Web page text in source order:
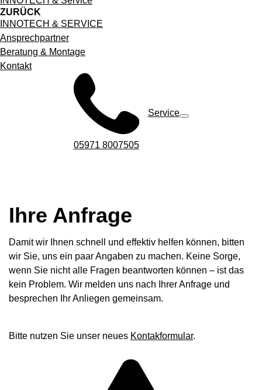
ZURÜCK
INNOTECH & SERVICE
Ansprechpartner
Beratung & Montage
Kontakt
05971 8007505
Service
Ihre Anfrage
Damit wir Ihnen schnell und effektiv helfen können, bitten
wir Sie, uns ein paar Angaben zu machen. Keine Sorge,
wenn Sie nicht alle Fragen beantworten können – ist das
kein Problem. Wir melden uns nach Ihrer Anfrage und
besprechen Ihr Anliegen gemeinsam.
Bitte nutzen Sie unser neues Kontakformular.